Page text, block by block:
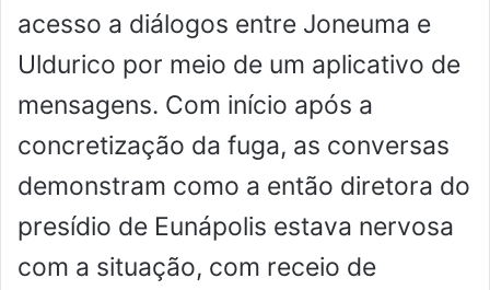
acesso a diálogos entre Joneuma e
Uldurico por meio de um aplicativo de
mensagens. Com início após a
concretização da fuga, as conversas
demonstram como a então diretora do
presídio de Eunápolis estava nervosa
com a situação, com receio de